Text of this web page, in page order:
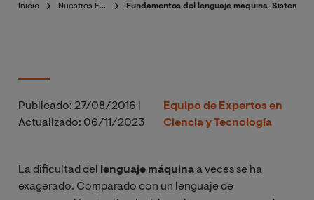
Inicio Nuestros Expertos Fundamentos del lenguaje máquina. Sistema
Publicado: 27/08/2016
Actualizado: 06/11/2023
Equipo de Expertos en
Ciencia y Tecnología
La dificultad del lenguaje máquinaa veces se ha
exagerado. Comparado con un lenguaje de